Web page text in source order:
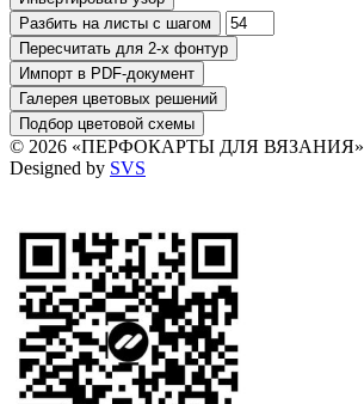
© 2026 «ПЕРФОКАРТЫ ДЛЯ ВЯЗАНИЯ»
Designed by SVS